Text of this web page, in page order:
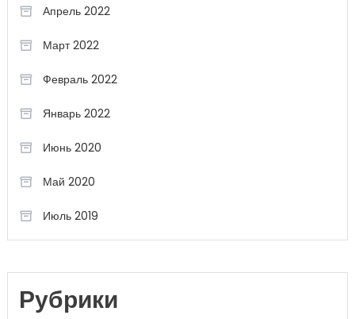
Апрель 2022
Март 2022
Февраль 2022
Январь 2022
Июнь 2020
Май 2020
Июль 2019
Рубрики